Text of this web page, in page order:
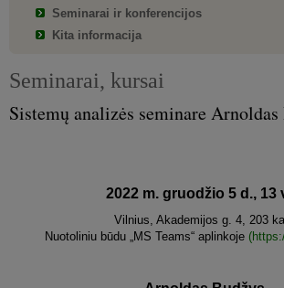
Seminarai ir konferencijos
Kita informacija
Seminarai, kursai
Sistemų analizės seminare Arnoldas
2022 m. gruodžio 5 d., 13
Vilnius, Akademijos g. 4, 203
Nuotoliniu būdu „MS Teams“ aplinkoje